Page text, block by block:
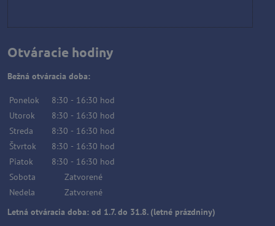
Otváracie hodiny
Bežná otváracia doba:
Ponelok 8:30 - 16:30 hod
Utorok
8:30 - 16:30 hod
Streda
8:30 - 16:30 hod
Štvrtok
8:30 - 16:30 hod
Piatok
8:30 - 16:30 hod
Sobota
Zatvorené
Nedela
Zatvorené
Letná otváracia doba: od 1.7. do 31.8. (letné prázdniny)